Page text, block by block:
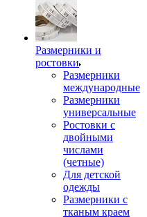
Размерники и
ростовки
Размерники
международные
Размерники
универсальные
Ростовки с
двойными
числами
(четные)
Для детской
одежды
Размерники с
тканым краем